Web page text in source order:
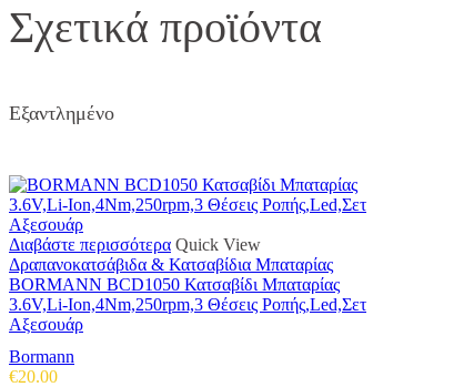
Σχετικά προϊόντα
Εξαντλημένο
Διαβάστε περισσότερα Quick View
Δραπανοκατσάβιδα & Κατσαβίδια Μπαταρίας
BORMANN BCD1050 Κατσαβίδι Μπαταρίας
3.6V,Li-Ion,4Nm,250rpm,3 Θέσεις Ροπής,Led,Σετ
Αξεσουάρ
Bormann
€20.00